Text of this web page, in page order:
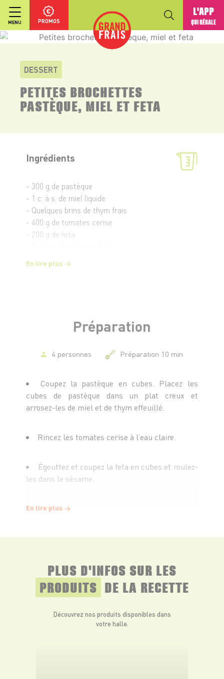
MENU PROMOS
L'APP
QUI RÉGALE
DESSERT
PETITES BROCHETTES
PASTÈQUE, MIEL ET FETA
Ingrédients
- 300 g de pastèque
- 1 c. à s. de miel liquide
- Quelques brins de thym frais
- 400 g de tomates cerise
- 200 g de feta
En lire plus
Préparation
4 personnes Préparation 10 min
Coupez la pastèque en cubes. Placez les
cubes de pastèque dans un plat creux et
arrosez-les de miel et de thym effeuillé.
Rincez les tomates cerise à l’eau claire.
Égouttez et coupez la feta en cubes et roulez-
les dans le sésame.
Montez le tout sur des pics à brochette en
En lire plus
PLUS D'INFOS SUR LES
PRODUITS DE LA RECETTE
Découvrez nos produits disponibles dans
votre halle.